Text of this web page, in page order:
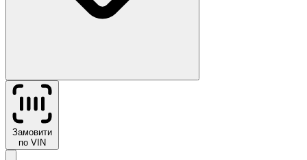
Замовити
по VIN